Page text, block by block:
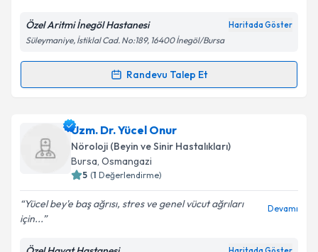
Kişisel verilerimin işlenmesine ilişkin
Metni'ni okudum ve kişisel verilerimin belirtilen
kapsamda işlenmesini kabul ediyorum.
Özel Aritmi İnegöl Hastanesi Haritada Göster
Süleymaniye, İstiklal Cad. No:189, 16400 İnegöl/Bursa
Randevu Talep Et
Randevu Takvimi Talebi
Uzm. Dr. Utku Ayvacıoğluiçin randevu takvimi talebi
oluşturun. Size bu uzmandan randevu almanız için bir
takvim hazırlandığında e-posta ile bilgilendireceğiz.
Uzm. Dr. Yücel Onur
Nöroloji (Beyin ve Sinir Hastalıkları)
Bursa, Osmangazi
5 (1 Değerlendirme)
Yücel bey'e baş ağrısı, stres ve genel vücut ağrıları
için...
Devamı